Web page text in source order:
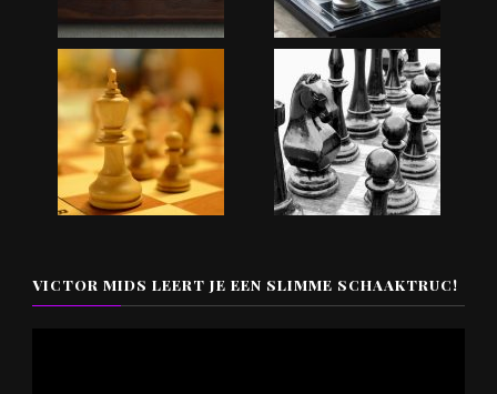
VICTOR MIDS LEERT JE EEN SLIMME SCHAAKTRUC!